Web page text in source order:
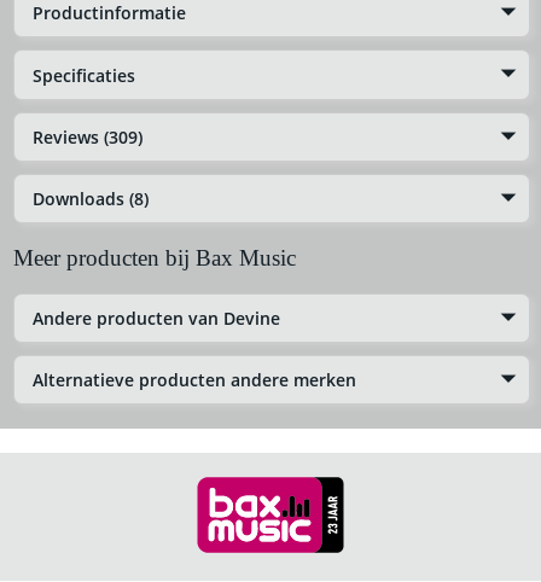
Productinformatie
Specificaties
Reviews (309)
Downloads (8)
Meer producten bij Bax Music
Andere producten van Devine
Alternatieve producten andere merken